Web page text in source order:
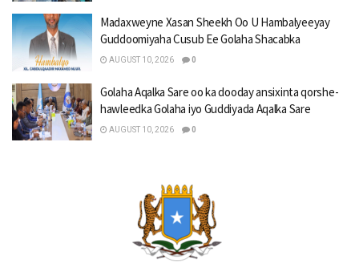
Madaxweyne Xasan Sheekh Oo U Hambalyeeyay
Guddoomiyaha Cusub Ee Golaha Shacabka
AUGUST 10, 2026 0
Golaha Aqalka Sare oo ka dooday ansixinta qorshe-
hawleedka Golaha iyo Guddiyada Aqalka Sare
AUGUST 10, 2026 0